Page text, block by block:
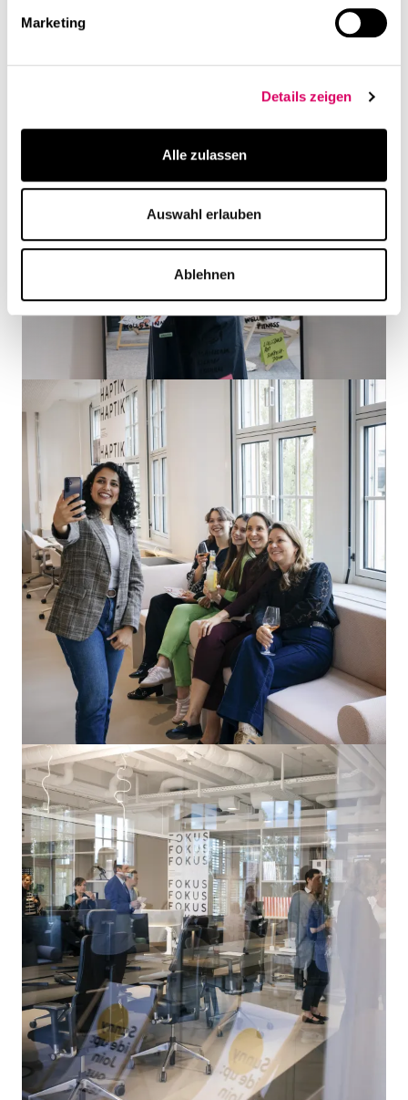
Marketing
Details zeigen
Alle zulassen
Auswahl erlauben
Ablehnen